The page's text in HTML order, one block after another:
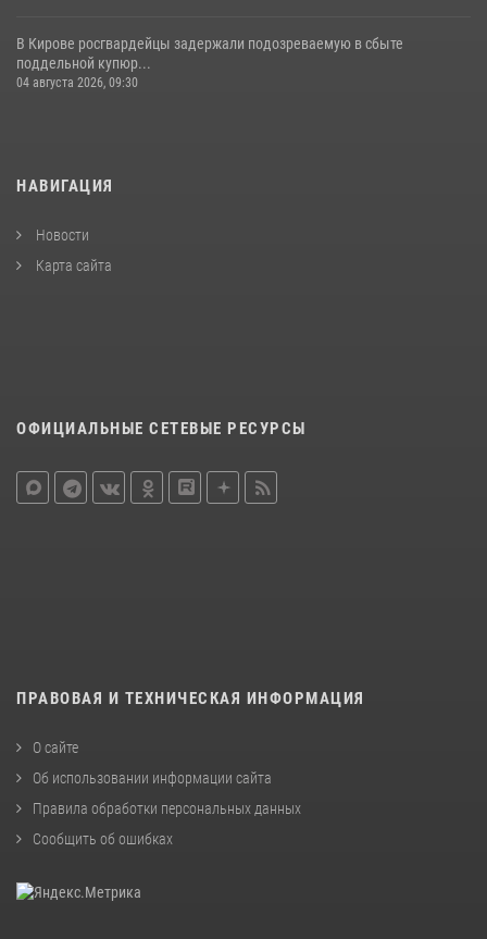
В Кирове росгвардейцы задержали подозреваемую в сбыте
поддельной купюр...
04 августа 2026, 09:30
НАВИГАЦИЯ
Новости
Карта сайта
ОФИЦИАЛЬНЫЕ СЕТЕВЫЕ РЕСУРСЫ
ПРАВОВАЯ И ТЕХНИЧЕСКАЯ ИНФОРМАЦИЯ
О сайте
Об использовании информации сайта
Правила обработки персональных данных
Сообщить об ошибках